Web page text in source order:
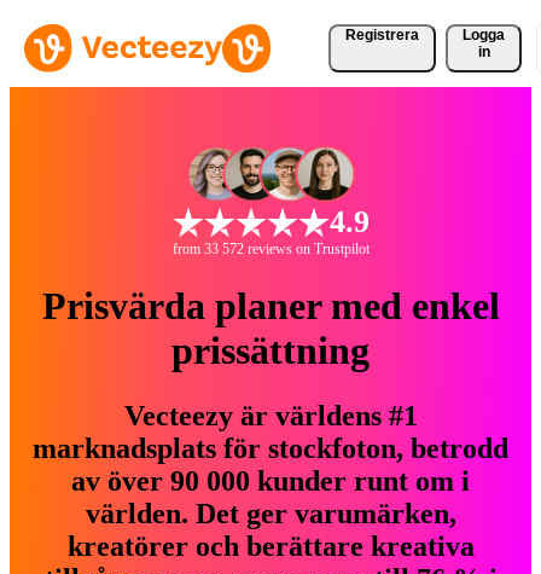
Registrera
Logga
in
4.9
from 33 572 reviews on Trustpilot
Prisvärda planer med enkel
prissättning
Vecteezy är världens #1
marknadsplats för stockfoton, betrodd
av över 90 000 kunder runt om i
världen. Det ger varumärken,
kreatörer och berättare kreativa